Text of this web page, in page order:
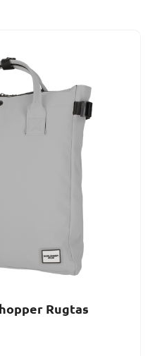
Rugtas